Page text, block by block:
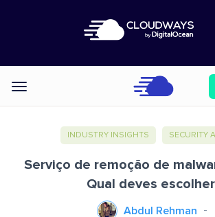
Categories
INDUSTRY INSIGHTS SECURITY
Serviço de remoção de
Qual deves
Abdul Rehman